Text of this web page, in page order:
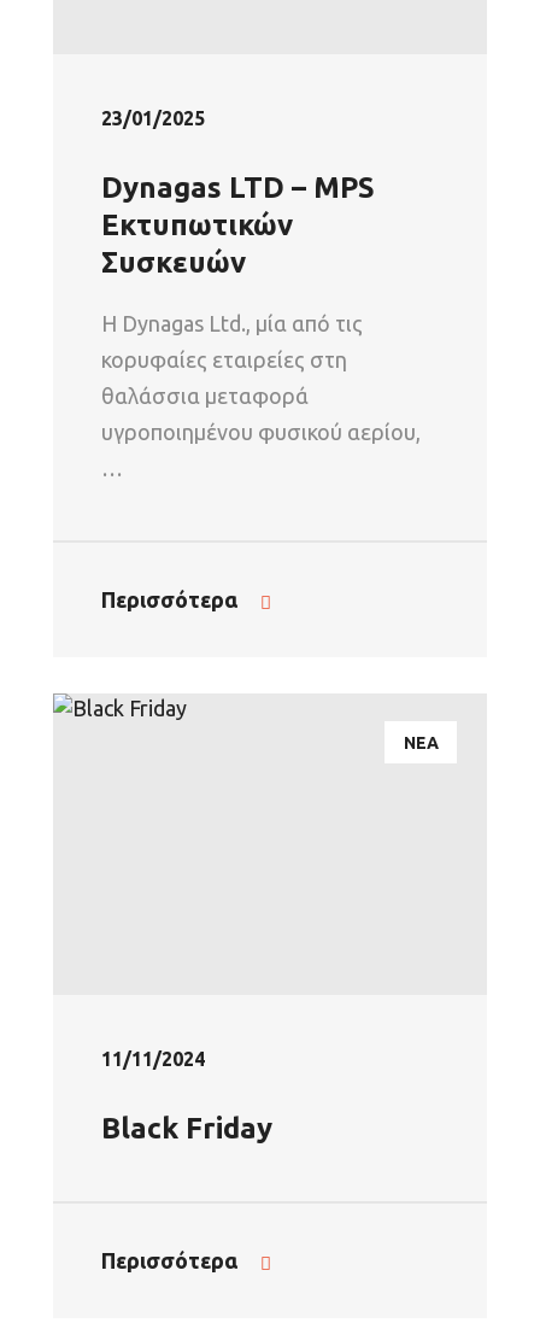
23/01/2025
Dynagas LTD – MPS
Εκτυπωτικών
Συσκευών
Η Dynagas Ltd., μία από τις
κορυφαίες εταιρείες στη
θαλάσσια μεταφορά
υγροποιημένου φυσικού αερίου,
…
Περισσότερα
ΝΕΑ
11/11/2024
Black Friday
Περισσότερα